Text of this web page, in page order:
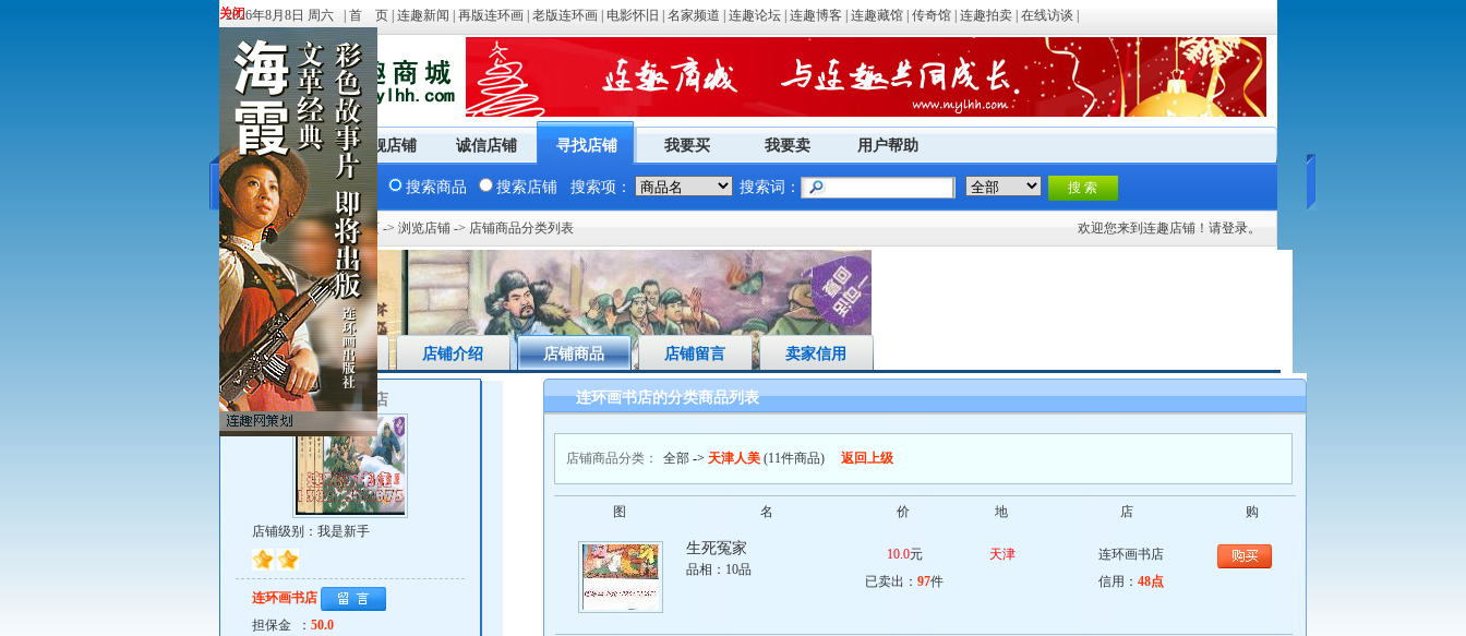
关闭
关闭
2026年8月8日 周六 | 首 页 连趣新闻 再版连环画 老版连环画 电影怀旧 名家频道 连趣论坛 连趣博客 连趣藏馆 传奇馆 连趣拍卖 在线访谈
商城首页 旗舰店铺 诚信店铺 寻找店铺 我要买 我要卖 用户帮助
搜索商品 搜索店铺 搜索项： 搜索词：
您现在的位置：商城首页 -> 浏览店铺 -> 店铺商品分类列表 欢迎您来到连趣店铺！请登录。
店铺首页 店铺介绍 店铺商品 店铺留言 卖家信用
连环画书店
店铺级别：我是新手
连环画书店
担保金 ： 50.0
连环画书店的分类商品列表
店铺商品分类： 全部 -> 天津人美 (11件商品) 返回上级
图 名 价 地 店 购
生死冤家
品相： 10品
10.0元
已卖出： 97件
天津
连环画书店
信用： 48点